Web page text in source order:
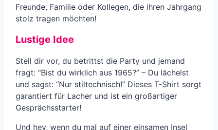
Freunde, Familie oder Kollegen, die ihren Jahrgang
stolz tragen möchten!
Lustige Idee
Stell dir vor, du betrittst die Party und jemand
fragt: “Bist du wirklich aus 1965?” – Du lächelst
und sagst: “Nur stiltechnisch!” Dieses T-Shirt sorgt
garantiert für Lacher und ist ein großartiger
Gesprächsstarter!
Und hey, wenn du mal auf einer einsamen Insel